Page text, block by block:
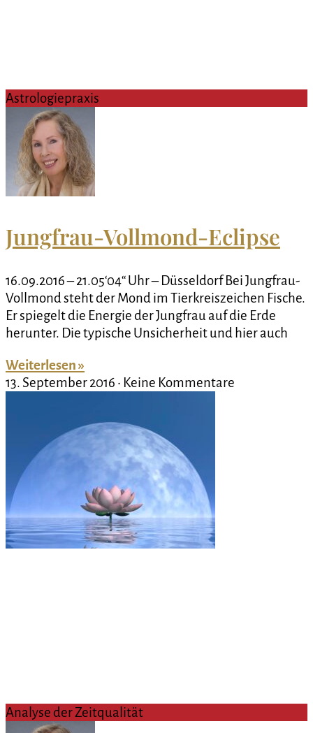
Astrologiepraxis
Jungfrau-Vollmond-Eclipse
16.09.2016 – 21.05‘04‘‘ Uhr – Düsseldorf Bei Jungfrau-
Vollmond steht der Mond im Tierkreiszeichen Fische.
Er spiegelt die Energie der Jungfrau auf die Erde
herunter. Die typische Unsicherheit und hier auch
Weiterlesen »
13. September 2016
Keine Kommentare
Analyse der Zeitqualität